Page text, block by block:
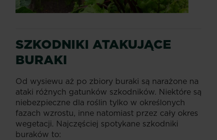
SZKODNIKI ATAKUJĄCE
BURAKI
Od wysiewu aż po zbiory buraki są narażone na
ataki różnych gatunków szkodników. Niektóre są
niebezpieczne dla roślin tylko w określonych
fazach wzrostu, inne natomiast przez cały okres
wegetacji. Najczęściej spotykane szkodniki
buraków to: